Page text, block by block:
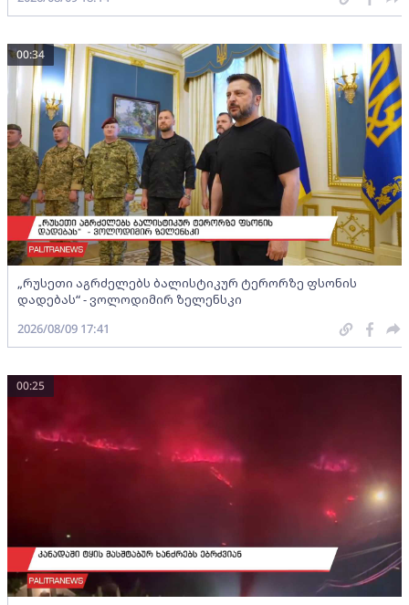
„რუსეთი აგრძელებს ბალისტიკურ ტერორზე ფსონის
დადებას“ - ვოლოდიმირ ზელენსკი
00:34
2026/08/09 17:41
00:25